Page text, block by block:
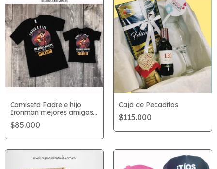
Camiseta Padre e hijo
Ironman mejores amigos
en la galaxia
$85.000
Caja de Pecaditos
$115.000